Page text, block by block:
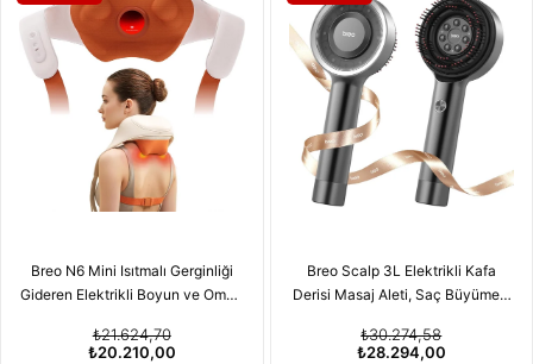
Breo N6 Mini Isıtmalı Gerginliği
Gideren Elektrikli Boyun ve Omuz
₺20.210,00
₺21.624,70
Breo Scalp 3L Elektrikli Kafa
Derisi Masaj Aleti, Saç Büyümesi
Özelliğiyle
₺28.294,00
₺30.274,58